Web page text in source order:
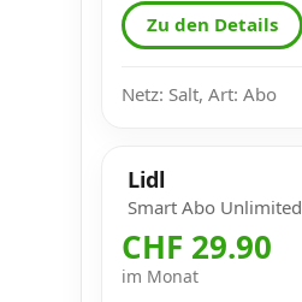
Zu den Details
Netz: Salt, Art: Abo
Lidl
Smart Abo Unlimited
CHF 29.90
im Monat